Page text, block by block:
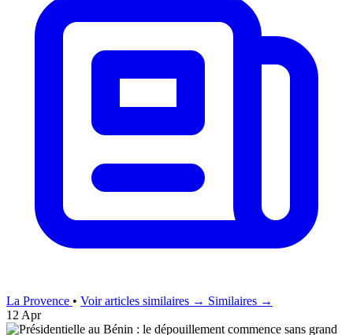
La Provence • Voir articles similaires → Similaires →
12 Apr